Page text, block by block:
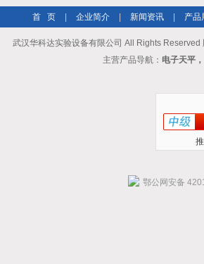
首 页 企业简介 新闻资讯 产品
武汉华科达实验设备有限公司 All Rights Reserved
主营产品导航： 电子天平
鄂公网安备